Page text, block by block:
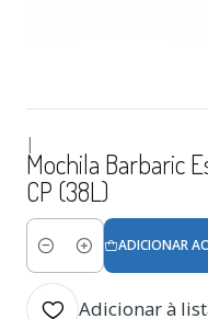
|
Mochila Barbaric
CP (38L)
Quantidade
ADICIONAR
Adicionar à